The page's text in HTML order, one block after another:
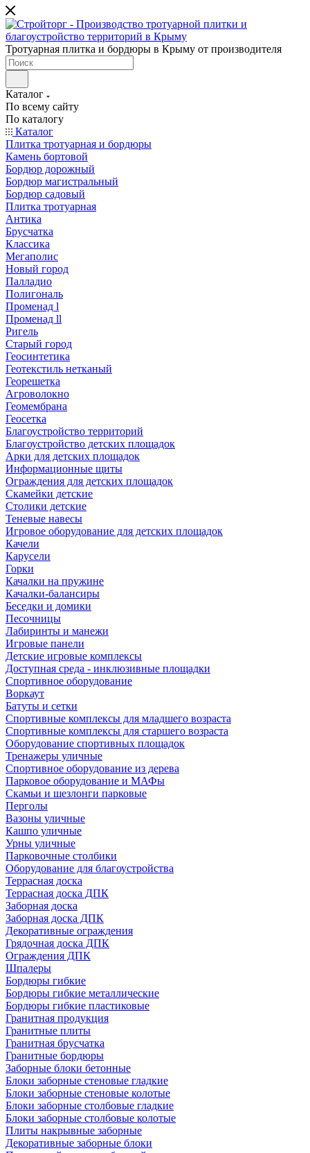
Тротуарная плитка и бордюры в Крыму от производителя
Каталог
По всему сайту
По каталогу
Каталог
Плитка тротуарная и бордюры
Камень бортовой
Бордюр дорожный
Бордюр магистральный
Бордюр садовый
Плитка тротуарная
Антика
Брусчатка
Классика
Мегаполис
Новый город
Палладио
Полигональ
Променад l
Променад ll
Ригель
Старый город
Геосинтетика
Геотекстиль нетканый
Георешетка
Агроволокно
Геомембрана
Геосетка
Благоустройство территорий
Благоустройство детских площадок
Арки для детских площадок
Информационные щиты
Ограждения для детских площадок
Скамейки детские
Столики детские
Теневые навесы
Игровое оборудование для детских площадок
Качели
Карусели
Горки
Качалки на пружине
Качалки-балансиры
Беседки и домики
Песочницы
Лабиринты и манежи
Игровые панели
Детские игровые комплексы
Доступная среда - инклюзивные площадки
Спортивное оборудование
Воркаут
Батуты и сетки
Спортивные комплексы для младшего возраста
Спортивные комплексы для старшего возраста
Оборудование спортивных площадок
Тренажеры уличные
Спортивное оборудование из дерева
Парковое оборудование и МАФы
Скамьи и шезлонги парковые
Перголы
Вазоны уличные
Кашпо уличные
Урны уличные
Парковочные столбики
Оборудование для благоустройства
Террасная доска
Террасная доска ДПК
Заборная доска
Заборная доска ДПК
Декоративные ограждения
Грядочная доска ДПК
Ограждения ДПК
Шпалеры
Бордюры гибкие
Бордюры гибкие металлические
Бордюры гибкие пластиковые
Гранитная продукция
Гранитные плиты
Гранитная брусчатка
Гранитные бордюры
Заборные блоки бетонные
Блоки заборные стеновые гладкие
Блоки заборные стеновые колотые
Блоки заборные столбовые гладкие
Блоки заборные столбовые колотые
Плиты накрывные заборные
Декоративные заборные блоки